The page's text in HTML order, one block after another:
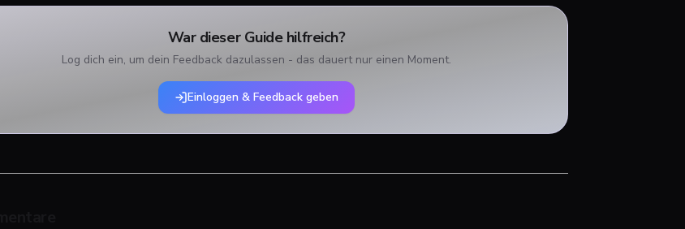
War dieser Guide hilfreich?
Log dich ein, um dein Feedback dazulassen - das dauert nur einen Moment.
Einloggen & Feedback geben